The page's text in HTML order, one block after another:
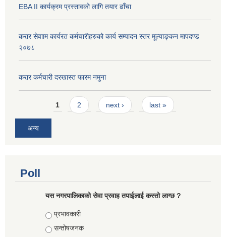
EBA II कार्यक्रम प्रस्तावको लागि तयार ढाँचा
करार सेवााम कार्यरत कर्मचारीहरुको कार्य सम्पादन स्तर मूल्याङ्कन मापदण्ड
२०७८
करार कर्मचारी दरखास्त फारम नमुना
Pages1 2 next › last »
अन्य
Poll
यस नगरपालिकाको सेवा प्रवाह तपाईलाई कस्तो लाग्छ ?
Choices
प्रभावकारी
सन्तोषजनक